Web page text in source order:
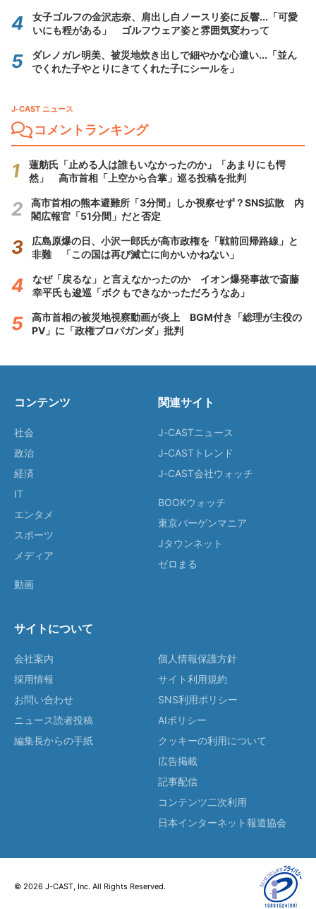
女子ゴルフの金沢志奈、肩出し白ノースリ姿に反響...「可愛
いにも程がある」 ゴルフウェア姿と雰囲気変わって
ダレノガレ明美、被災地炊き出しで細やかな心遣い...「並ん
でくれた子やとりにきてくれた子にシールを」
J-CAST ニュース
コメントランキング
蓮舫氏「止める人は誰もいなかったのか」「あまりにも愕
然」 高市首相「上空から合掌」巡る投稿を批判
高市首相の熊本避難所「3分間」しか視察せず？SNS拡散 内
閣広報官「51分間」だと否定
広島原爆の日、小沢一郎氏が高市政権を「戦前回帰路線」と
非難 「この国は再び滅亡に向かいかねない」
なぜ「戻るな」と言えなかったのか イオン爆発事故で斎藤
幸平氏も逡巡「ボクもできなかっただろうなあ」
高市首相の被災地視察動画が炎上 BGM付き「総理が主役の
PV」に「政権プロパガンダ」批判
コンテンツ
社会
政治
経済
IT
エンタメ
スポーツ
メディア
動画
関連サイト
J-CASTニュース
J-CASTトレンド
J-CAST会社ウォッチ
BOOKウォッチ
東京バーゲンマニア
Jタウンネット
ゼロまる
サイトについて
会社案内
採用情報
お問い合わせ
ニュース読者投稿
編集長からの手紙
個人情報保護方針
サイト利用規約
SNS利用ポリシー
AIポリシー
クッキーの利用について
広告掲載
記事配信
コンテンツ二次利用
日本インターネット報道協会
© 2026 J-CAST, Inc. All Rights Reserved.